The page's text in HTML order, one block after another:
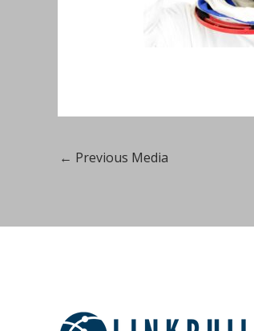
← Previous Media